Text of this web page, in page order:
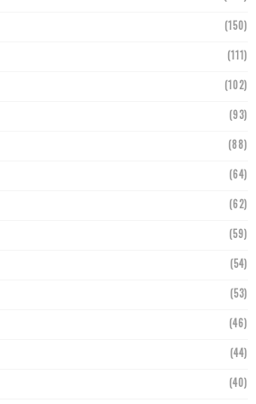
(150)
(111)
(102)
(93)
(88)
(64)
(62)
(59)
(54)
(53)
(46)
(44)
(40)